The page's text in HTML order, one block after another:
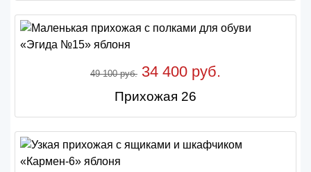
49 100 руб. 34 400 руб.
Прихожая 26